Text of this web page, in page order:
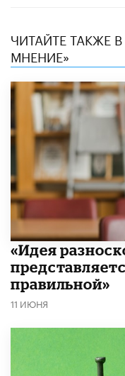
ЧИТАЙТЕ ТАКЖЕ
МНЕНИЕ»
«Идея
правильной»
11 ИЮНЯ